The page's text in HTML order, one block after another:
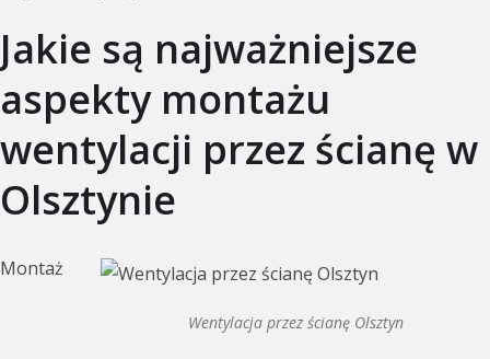
Jakie są najważniejsze
aspekty montażu
wentylacji przez ścianę w
Olsztynie
Wentylacja przez ścianę Olsztyn
Montaż